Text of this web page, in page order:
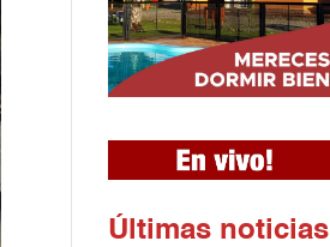
Últimas noticias